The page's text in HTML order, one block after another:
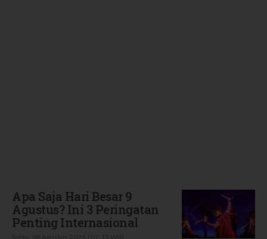
Apa Saja Hari Besar 9
Agustus? Ini 3 Peringatan
Penting Internasional